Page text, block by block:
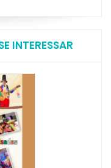
INTERESSAR